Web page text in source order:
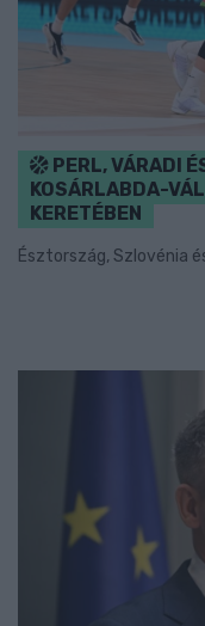
PERL, VÁRADI
KOSÁRLABDA-
KERETÉBEN
Észtország, Szlovénia